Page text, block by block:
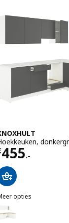
455.-€
opties
KNOXHULT,